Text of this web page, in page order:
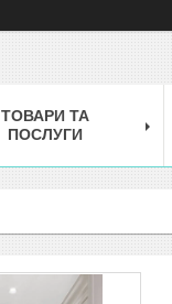
ТОВАРИ ТА
ПОСЛУГИ